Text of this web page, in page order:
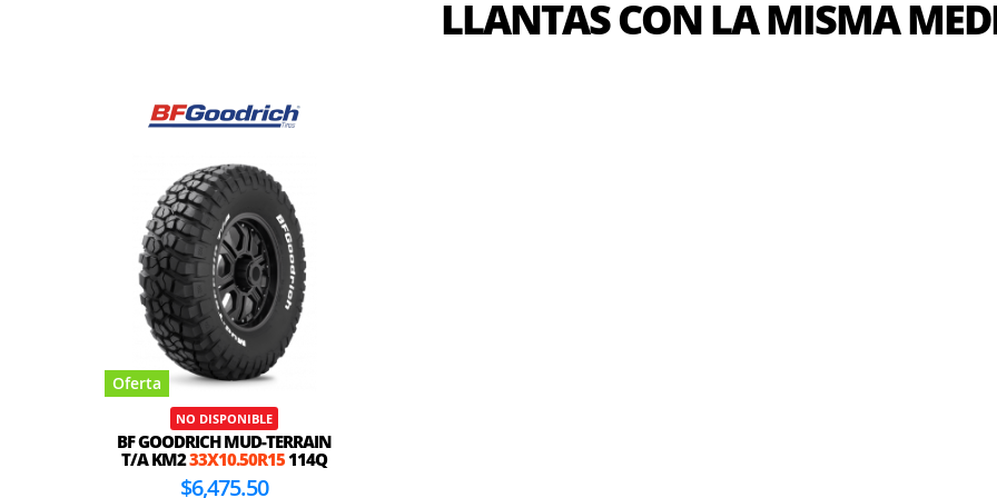
LLANTAS CON LA MISMA
Oferta
NO DISPONIBLE
BF GOODRICH MUD-TERRAIN
T/A KM233X10.50R15114Q
$6,475.50